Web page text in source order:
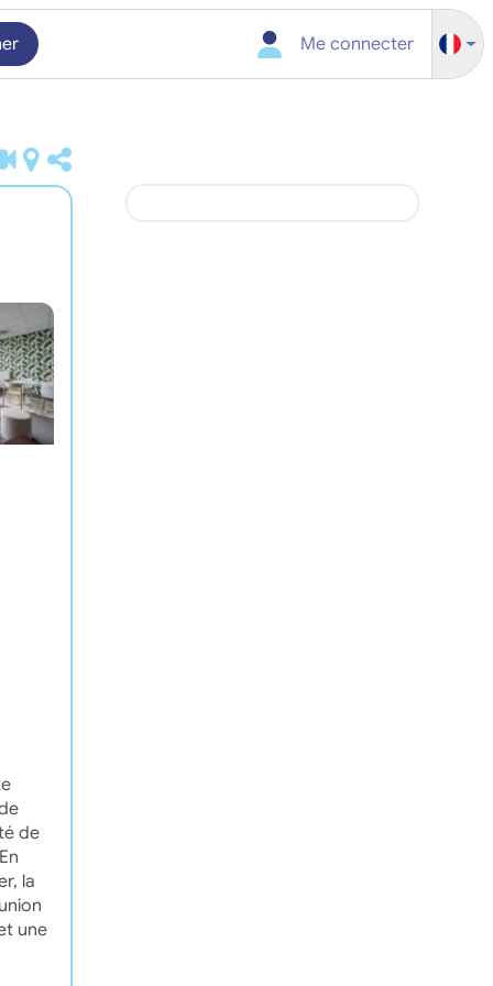
Me connecter
de
la
une